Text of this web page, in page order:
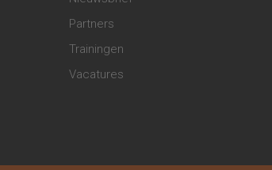
Partners
Trainingen
Vacatures